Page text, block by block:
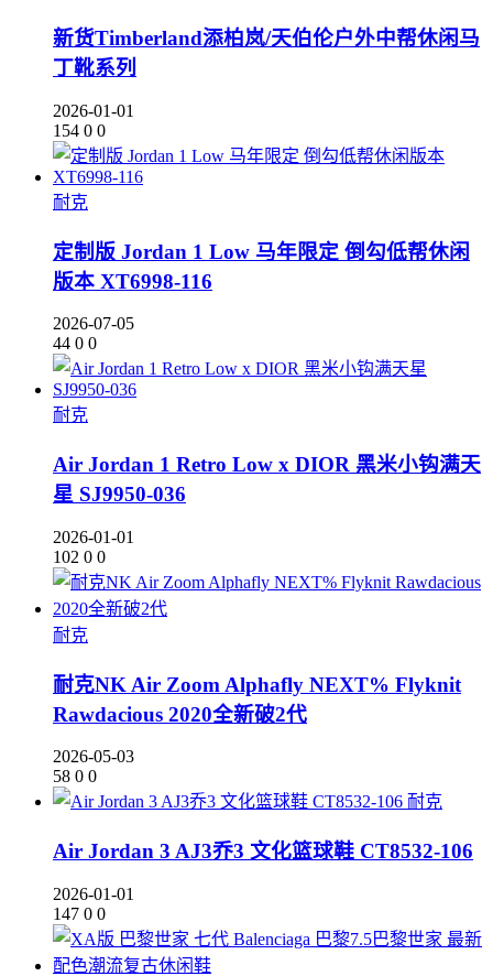
新货Timberland添柏岚/天伯伦户外中帮休闲马
丁靴系列
2026-01-01
154 0 0
耐克
定制版 Jordan 1 Low 马年限定 倒勾低帮休闲
版本 XT6998-116
2026-07-05
44 0 0
耐克
Air Jordan 1 Retro Low x DIOR 黑米小钩满天
星 SJ9950-036
2026-01-01
102 0 0
耐克
耐克NK Air Zoom Alphafly NEXT% Flyknit
Rawdacious 2020全新破2代
2026-05-03
58 0 0
耐克
Air Jordan 3 AJ3乔3 文化篮球鞋 CT8532-106
2026-01-01
147 0 0